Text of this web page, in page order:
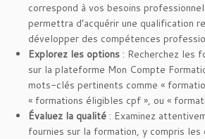
correspond à vos besoins
permettra d’acquérir une qualification
développer des compétences
Explorez les options : Recherchez les
sur la plateforme Mon Compte
mots-clés pertinents comme «
« formations éligibles cpf », ou «
Évaluez la qualité : Examinez
fournies sur la formation, y compris